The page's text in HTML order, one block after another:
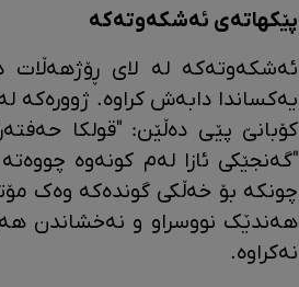
پێکهاتەی ئەشکەوتەکە
ئەشکەوتەکە لە لای
یەکساندا دابەش کراوە. ژوورەکە
کۆبانێ پێی دەڵێن: "قولکا
"گەنجێکی ئازا لەم کونەوە
چونکە بۆ خەڵکی گوندەکە وەک
هەندێک نووسراو و نەخشاندن
نەکراوە.